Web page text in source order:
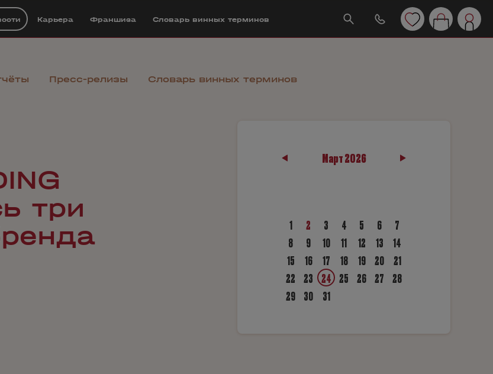
Карьера Франшиза Cловарь винных терминов
Пресс-релизы Словарь винных терминов
три
Март 2026
1 2 3 4 5 6
7
8
9 10 11 12 13
14
15
16 17 18 19 20
21
22 23 24 25 26 27 28
29 30 31